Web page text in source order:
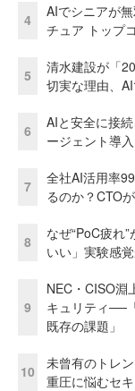
4
AIでシニアが
チュア トップ
5
清水建設が「
切実な理由、
6
AIと安全に接
ージェント導
7
全社AI活用率
るのか？CTO
8
なぜ“PoC疲れ
いい」実験感
9
NEC・CISO淵
キュリティ──
既存の課題」
10
未曾有のトレ
重圧に悩むセ